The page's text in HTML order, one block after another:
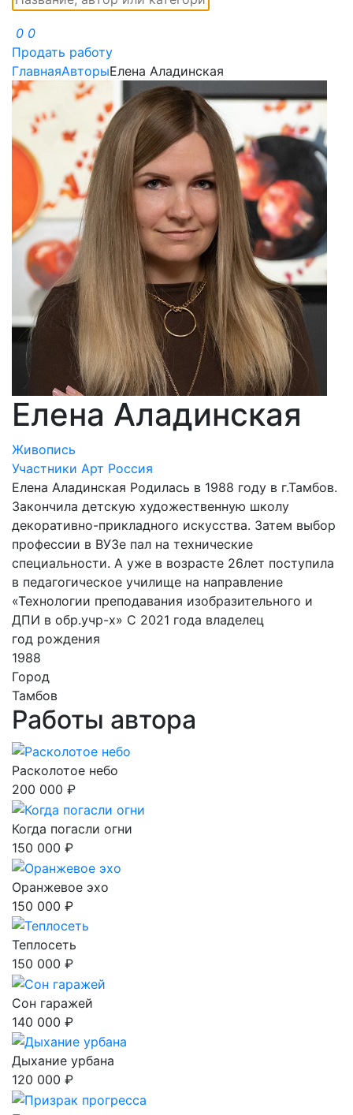
0 0
Продать работу
ГлавнаяАвторыЕлена Аладинская
Елена Аладинская
Живопись
Участники Арт Россия
Елена Аладинская Родилась в 1988 году в г.Тамбов.
Закончила детскую художественную школу
декоративно-прикладного искусства. Затем выбор
профессии в ВУЗе пал на технические
специальности. А уже в возрасте 26лет поступила
в педагогическое училище на направление
«Технологии преподавания изобразительного и
ДПИ в обр.учр-х» С 2021 года владелец
год рождения
1988
Город
Тамбов
Работы автора
Расколотое небо
200 000 ₽
Когда погасли огни
150 000 ₽
Оранжевое эхо
150 000 ₽
Теплосеть
150 000 ₽
Сон гаражей
140 000 ₽
Дыхание урбана
120 000 ₽